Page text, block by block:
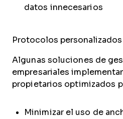
datos innecesarios
Protocolos personalizados
Algunas soluciones de
empresariales
propietarios optimizados
Minimizar el uso de